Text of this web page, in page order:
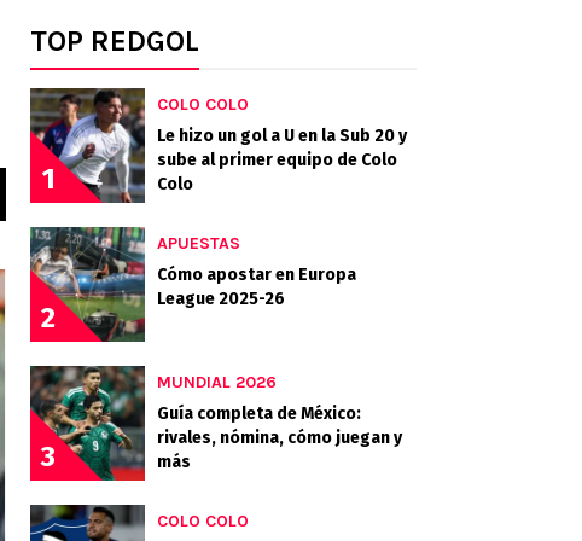
TOP REDGOL
1
COLO COLO
Le hizo un gol a U en la Sub 20 y
sube al primer equipo de Colo
Colo
2
APUESTAS
Cómo apostar en Europa
League 2025-26
3
MUNDIAL 2026
Guía completa de México:
rivales, nómina, cómo juegan y
más
COLO COLO